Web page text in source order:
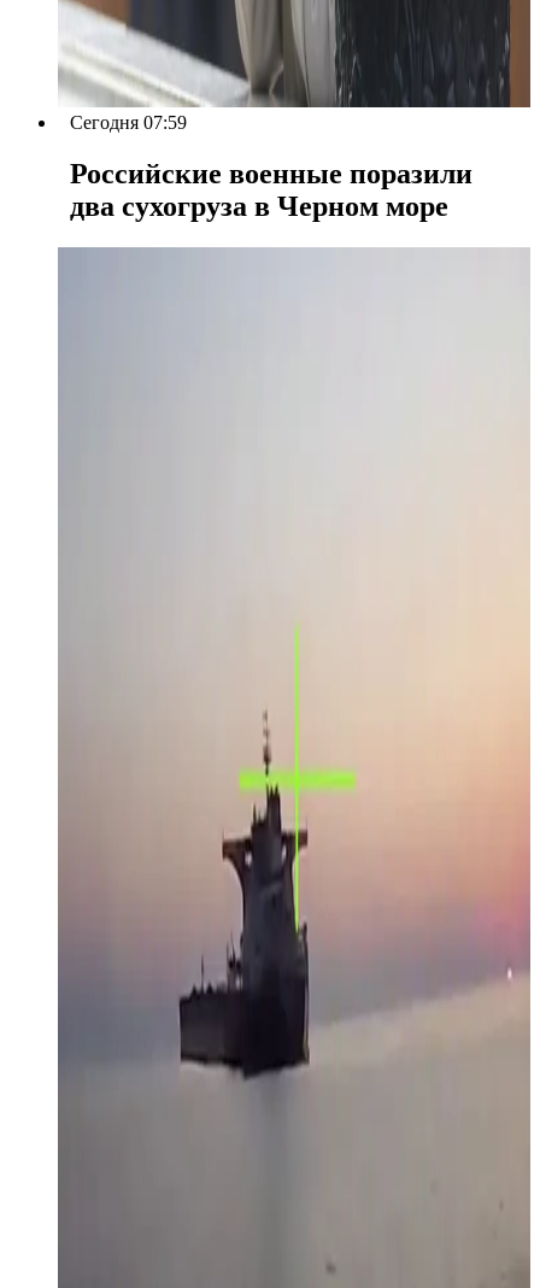
Сегодня 07:59
Российские военные поразили
два сухогруза в Черном море